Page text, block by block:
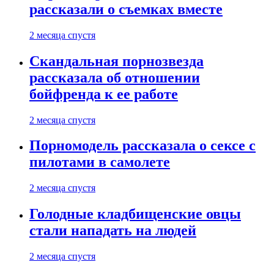
рассказали о съемках вместе
2 месяца спустя
Скандальная порнозвезда
рассказала об отношении
бойфренда к ее работе
2 месяца спустя
Порномодель рассказала о сексе с
пилотами в самолете
2 месяца спустя
Голодные кладбищенские овцы
стали нападать на людей
2 месяца спустя